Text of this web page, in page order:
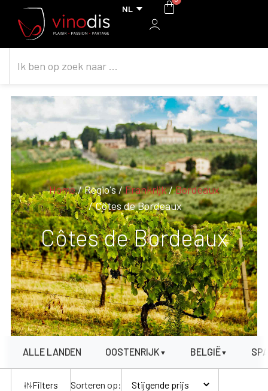
Home/ Regio's /Frankrijk/Bordeaux
/ Côtes de Bordeaux
Côtes de Bordeaux
ALLE LANDEN OOSTENRIJK ▼ BELGIË▼
Filters Sorteren op: